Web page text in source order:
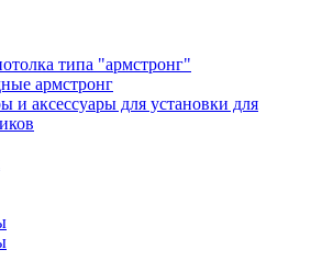
типа "армстронг"
армстронг
и аксессуары для установки для